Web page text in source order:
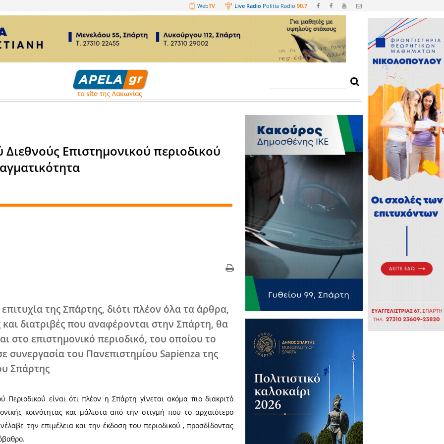
Web TV Live Radio
- Επιστήμη
Διεθνούς Επιστημονικού περιοδικού
πραγματικότητα
Χ
μεγάλη επιτυχία της Σπάρτης, διότι πλέον όλα τα άρθρα,
έρευνες και διατριβές που αναφέρονται στην Σπάρτη, θα
στο επιστημονικό περιοδικό, του οποίου το